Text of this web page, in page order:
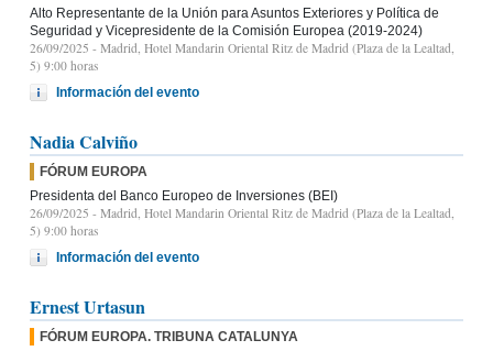
Alto Representante de la Unión para Asuntos Exteriores y Política de
Seguridad y Vicepresidente de la Comisión Europea (2019-2024)
26/09/2025 - Madrid, Hotel Mandarin Oriental Ritz de Madrid (Plaza de la Lealtad,
5) 9:00 horas
Información del evento
Nadia Calviño
FÓRUM EUROPA
Presidenta del Banco Europeo de Inversiones (BEI)
26/09/2025 - Madrid, Hotel Mandarin Oriental Ritz de Madrid (Plaza de la Lealtad,
5) 9:00 horas
Información del evento
Ernest Urtasun
FÓRUM EUROPA. TRIBUNA CATALUNYA